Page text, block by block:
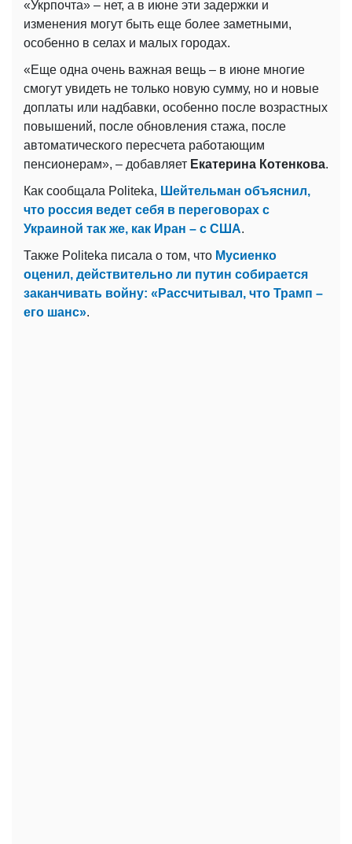
«Укрпочта» – нет, а в июне эти задержки и
изменения могут быть еще более заметными,
особенно в селах и малых городах.
«Еще одна очень важная вещь – в июне многие
смогут увидеть не только новую сумму, но и новые
доплаты или надбавки, особенно после возрастных
повышений, после обновления стажа, после
автоматического пересчета работающим
пенсионерам», – добавляет Екатерина Котенкова.
Как сообщала Politeka, Шейтельман объяснил,
что россия ведет себя в переговорах с
Украиной так же, как Иран – с США.
Также Politeka писала о том, что Мусиенко
оценил, действительно ли путин собирается
заканчивать войну: «Рассчитывал, что Трамп –
его шанс».